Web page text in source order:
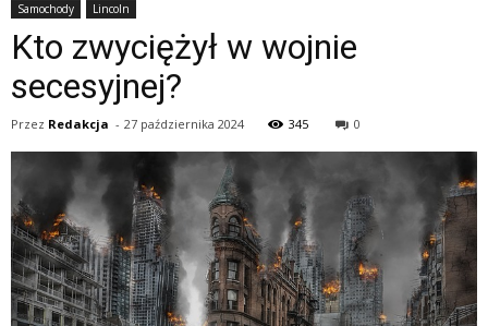
Samochody Lincoln
Kto zwyciężył w wojnie
secesyjnej?
Przez Redakcja - 27 października 2024 345 0